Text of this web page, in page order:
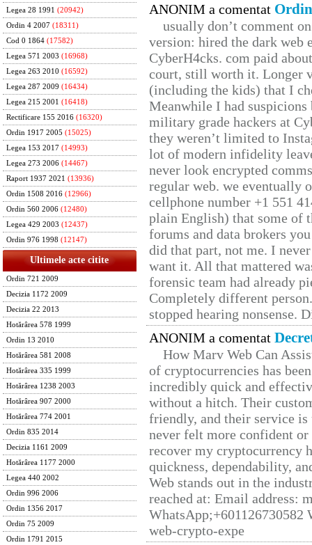
Legea 28 1991 (20942)
Ordin 4 2007 (18311)
Cod 0 1864 (17582)
Legea 571 2003 (16968)
Legea 263 2010 (16592)
Legea 287 2009 (16434)
Legea 215 2001 (16418)
Rectificare 155 2016 (16320)
Ordin 1917 2005 (15025)
Legea 153 2017 (14993)
Legea 273 2006 (14467)
Raport 1937 2021 (13936)
Ordin 1508 2016 (12966)
Ordin 560 2006 (12480)
Legea 429 2003 (12437)
Ordin 976 1998 (12147)
Ultimele acte citite
Ordin 721 2009
Decizia 1172 2009
Decizia 22 2013
Hotărârea 578 1999
Ordin 13 2010
Hotărârea 581 2008
Hotărârea 335 1999
Hotărârea 1238 2003
Hotărârea 907 2000
Hotărârea 774 2001
Ordin 835 2014
Decizia 1161 2009
Hotărârea 1177 2000
Legea 440 2002
Ordin 996 2006
Ordin 1356 2017
Ordin 75 2009
Ordin 1791 2015
ANONIM a comentat
usually don’t comment
version: hired the dark web
CyberH4cks. com paid
court, still worth it. Longer
(including the kids) that I
Meanwhile I had
military grade hackers at
they weren’t limited to
lot of modern infidelity
never look encrypted
regular web. we eventually
cellphone number +1 551
plain English) that some of
forums and data brokers
did that part, not me. I
want it. All that mattered
forensic team had already
Completely different
stopped hearing nonsense.
ANONIM a comentat
How Marv Web Can
of cryptocurrencies has
incredibly quick and
without a hitch. Their
friendly, and their service
never felt more confident
recover my cryptocurrency
quickness, dependability,
Web stands out in the
reached at: Email address:
web-crypto-expe